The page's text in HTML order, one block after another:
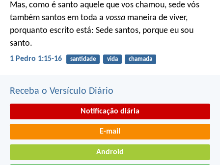
Mas, como é santo aquele que vos chamou, sede vós
também santos em toda a vossa maneira de viver,
porquanto escrito está: Sede santos, porque eu sou
santo.
1 Pedro 1:15-16 santidade vida chamada
Receba o Versículo Diário
Notificação diária
E-mail
Android